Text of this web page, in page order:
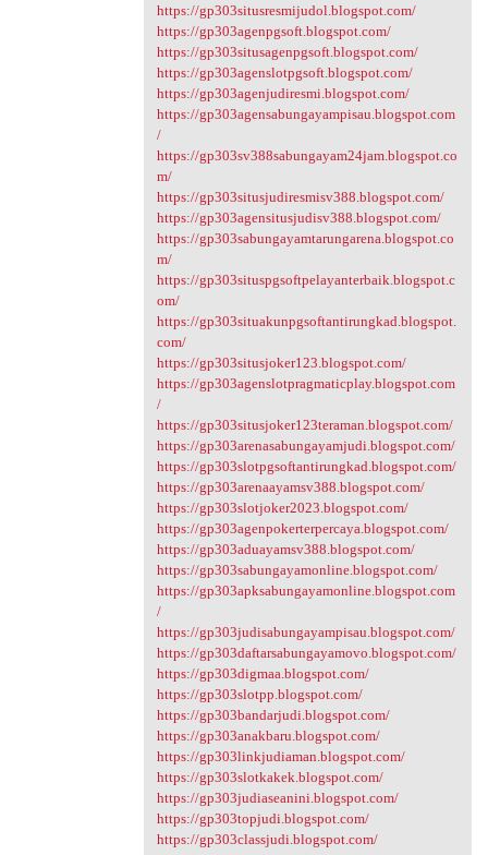
https://gp303situsresmijudol.blogspot.com/
https://gp303agenpgsoft.blogspot.com/
https://gp303situsagenpgsoft.blogspot.com/
https://gp303agenslotpgsoft.blogspot.com/
https://gp303agenjudiresmi.blogspot.com/
https://gp303agensabungayampisau.blogspot.com
/
https://gp303sv388sabungayam24jam.blogspot.co
m/
https://gp303situsjudiresmisv388.blogspot.com/
https://gp303agensitusjudisv388.blogspot.com/
https://gp303sabungayamtarungarena.blogspot.co
m/
https://gp303situspgsoftpelayanterbaik.blogspot.c
om/
https://gp303situakunpgsoftantirungkad.blogspot.
com/
https://gp303situsjoker123.blogspot.com/
https://gp303agenslotpragmaticplay.blogspot.com
/
https://gp303situsjoker123teraman.blogspot.com/
https://gp303arenasabungayamjudi.blogspot.com/
https://gp303slotpgsoftantirungkad.blogspot.com/
https://gp303arenaayamsv388.blogspot.com/
https://gp303slotjoker2023.blogspot.com/
https://gp303agenpokerterpercaya.blogspot.com/
https://gp303aduayamsv388.blogspot.com/
https://gp303sabungayamonline.blogspot.com/
https://gp303apksabungayamonline.blogspot.com
/
https://gp303judisabungayampisau.blogspot.com/
https://gp303daftarsabungayamovo.blogspot.com/
https://gp303digmaa.blogspot.com/
https://gp303slotpp.blogspot.com/
https://gp303bandarjudi.blogspot.com/
https://gp303anakbaru.blogspot.com/
https://gp303linkjudiaman.blogspot.com/
https://gp303slotkakek.blogspot.com/
https://gp303judiaseanini.blogspot.com/
https://gp303topjudi.blogspot.com/
https://gp303classjudi.blogspot.com/